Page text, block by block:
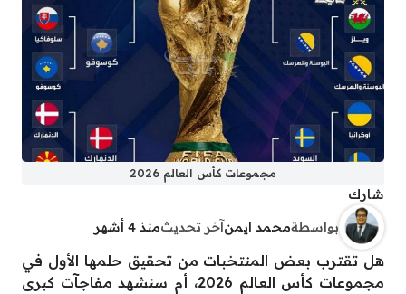
مجموعات كأس العالم 2026
شارك
بواسطةمحمد ايمنآخر تحديثمنذ 4 أشهر
هل تقترب بعض المنتخبات من تحقيق حلمها الأول في
مجموعات كأس العالم 2026، أم سنشهد مفاجآت كبرى